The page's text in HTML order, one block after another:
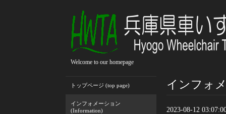
Welcome to our homepage
インフォ
2023-08-12
トップページ (top page)
インフォメーション
(Information)